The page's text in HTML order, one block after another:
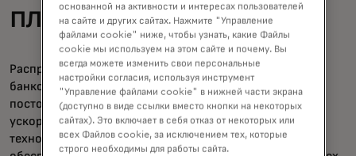
платформы
Распространение финансовых данных и открытых
банковских платформ, обеспечивающих их доступ,
постоянно развиваются, особенно на фоне цифрового
ускорения, вызванного пандемией. Эта новейшая
технология и инновационные решения, которые она
основанной на активности и интересах пользователей
на сайте и других сайтах. Нажмите "Управление
файлами cookie" ниже, чтобы узнать, какие Файлы
cookie мы используем на этом сайте и почему. Вы
всегда можете изменить свои персональные
настройки согласия, используя инструмент
"Управление файлами cookie" в нижней части экрана
(доступно в виде ссылки вместо кнопки на некоторых
сайтах). Это включает в себя отказ от некоторых или
всех Файлов cookie, за исключением тех, которые
строго необходимы для работы сайта.